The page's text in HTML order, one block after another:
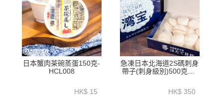
日本蟹肉茶碗蒸蛋150克-
HCL008
HK$ 15
急凍日本北海道2S碼刺身
帶子(刺身級別)500克裝-
HK$ 350